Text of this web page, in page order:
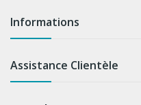
Informations
Assistance Clientèle